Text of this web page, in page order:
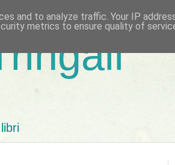
and to analyze traffic. Your IP
metrics to ensure quality of